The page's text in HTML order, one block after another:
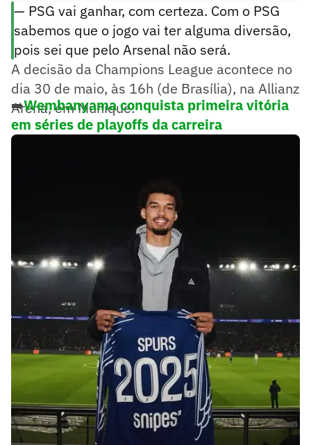
— PSG vai ganhar, com certeza. Com o PSG
sabemos que o jogo vai ter alguma diversão,
pois sei que pelo Arsenal não será.
A decisão da Champions League acontece no
dia 30 de maio, às 16h (de Brasília), na Allianz
Arena, em Munique.
➡️Wembanyama conquista primeira vitória
em séries de playoffs da carreira